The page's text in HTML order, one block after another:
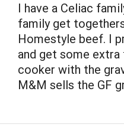
I have a Celiac
family get
Homestyle beef. I
and get some
cooker with the
M&M sells the GF